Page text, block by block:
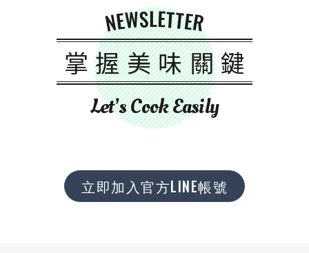
NEWSLETTER
掌握美味關鍵
Let’s Cook Easily
立即加入官方LINE帳號